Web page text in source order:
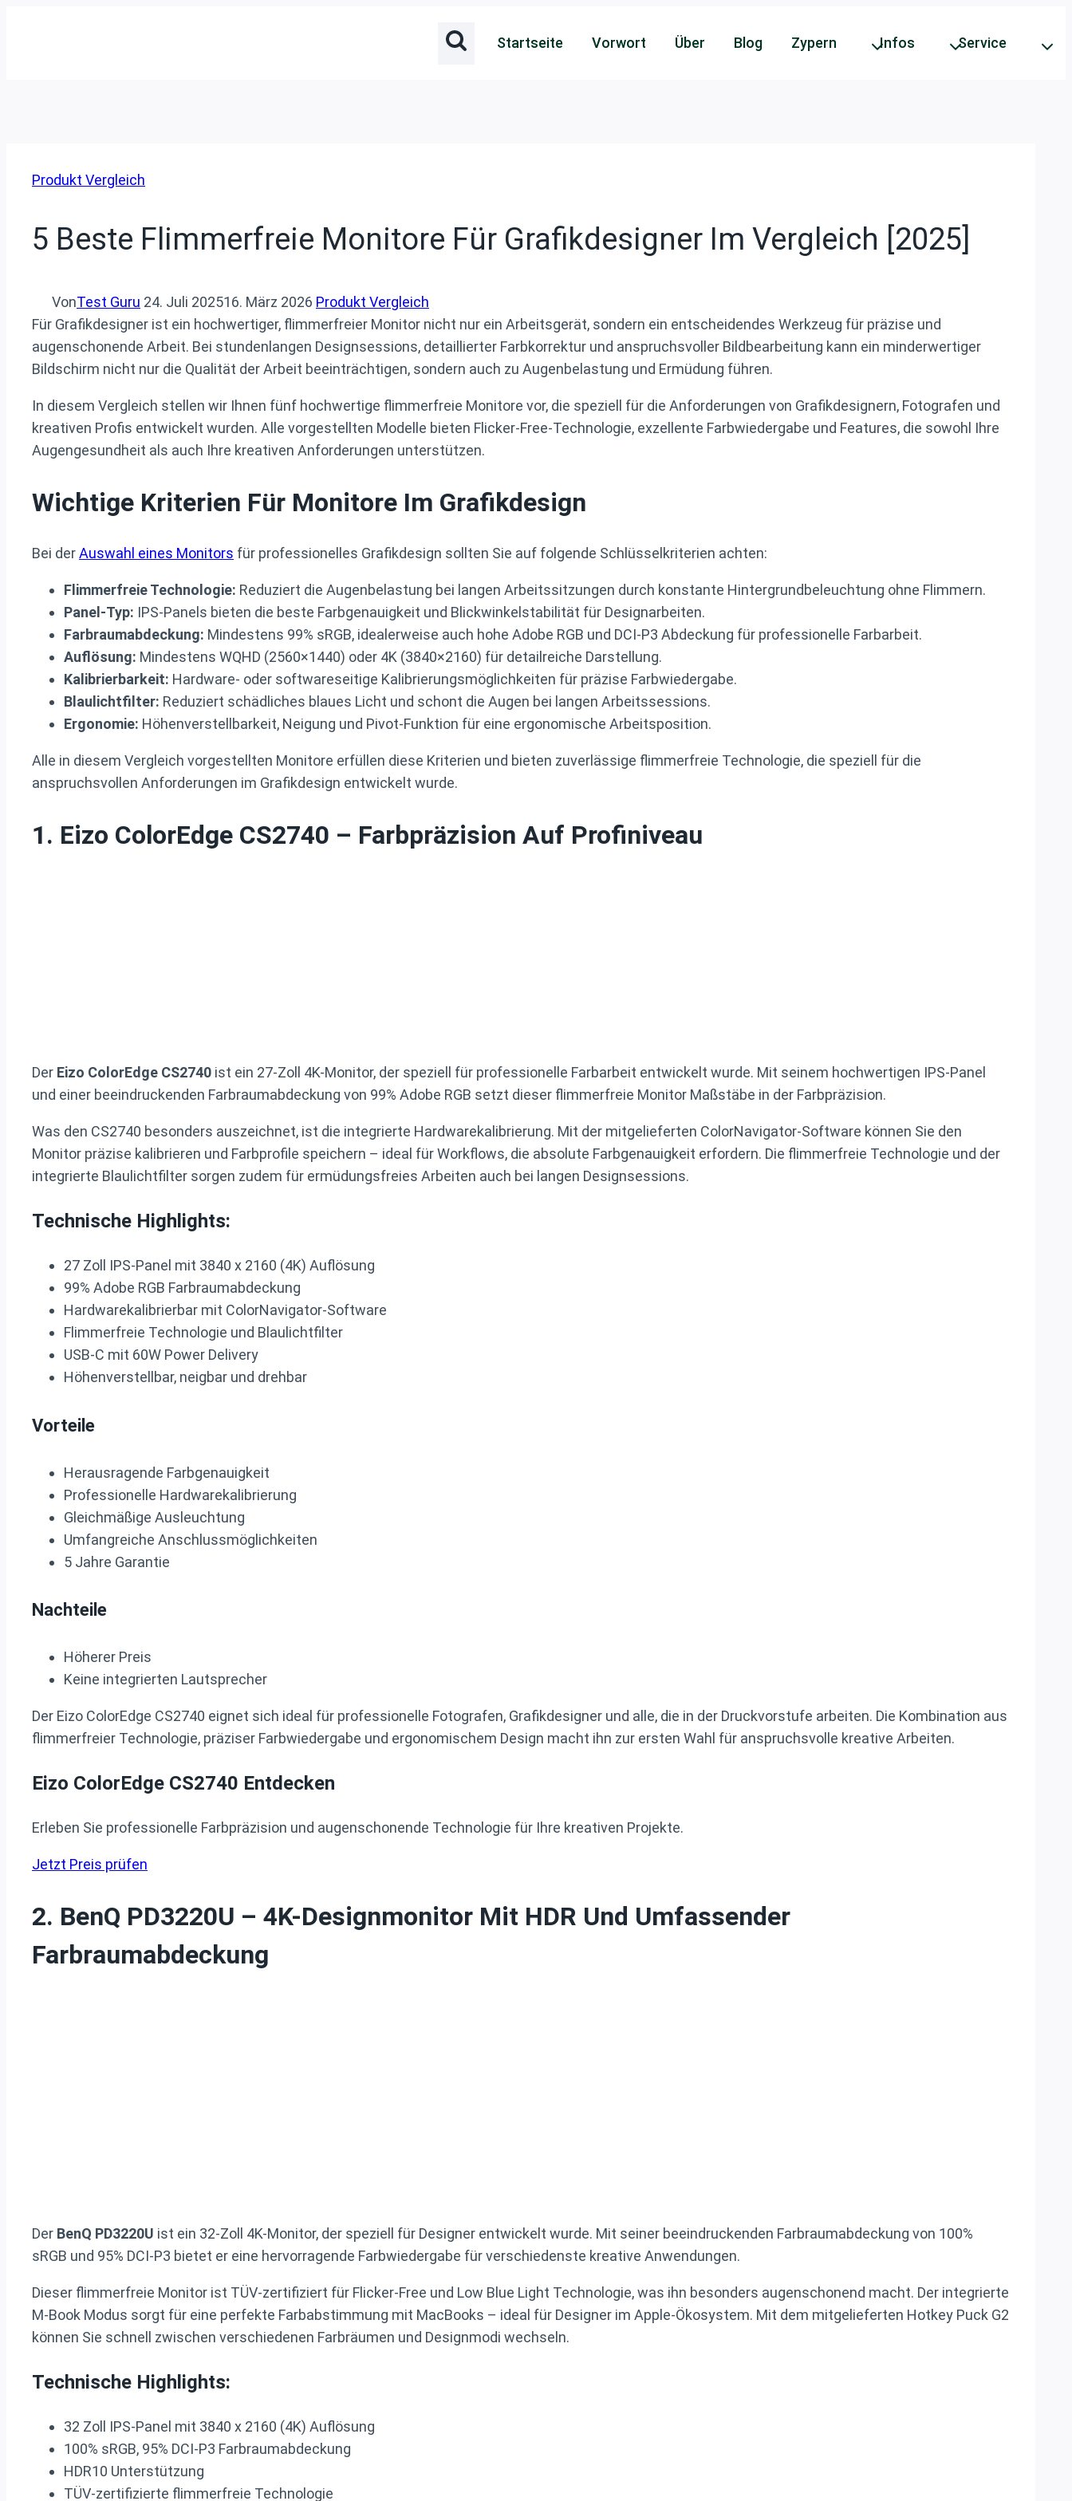
Startseite Vorwort Über Blog Zypern Infos Service
Produkt Vergleich
5 Beste Flimmerfreie Monitore Für Grafikdesigner Im Vergleich [2025]
VonTest Guru 24. Juli 202516. März 2026 Produkt Vergleich
Für Grafikdesigner ist ein hochwertiger, flimmerfreier Monitor nicht nur ein Arbeitsgerät, sondern ein entscheidendes Werkzeug für präzise und
augenschonende Arbeit. Bei stundenlangen Designsessions, detaillierter Farbkorrektur und anspruchsvoller Bildbearbeitung kann ein minderwertiger
Bildschirm nicht nur die Qualität der Arbeit beeinträchtigen, sondern auch zu Augenbelastung und Ermüdung führen.
In diesem Vergleich stellen wir Ihnen fünf hochwertige flimmerfreie Monitore vor, die speziell für die Anforderungen von Grafikdesignern, Fotografen und
kreativen Profis entwickelt wurden. Alle vorgestellten Modelle bieten Flicker-Free-Technologie, exzellente Farbwiedergabe und Features, die sowohl Ihre
Augengesundheit als auch Ihre kreativen Anforderungen unterstützen.
Wichtige Kriterien Für Monitore Im Grafikdesign
Bei derAuswahl eines Monitors für professionelles Grafikdesign sollten Sie auf folgende Schlüsselkriterien achten:
Flimmerfreie Technologie: Reduziert die Augenbelastung bei langen Arbeitssitzungen durch konstante Hintergrundbeleuchtung ohne Flimmern.
Panel-Typ: IPS-Panels bieten die beste Farbgenauigkeit und Blickwinkelstabilität für Designarbeiten.
Farbraumabdeckung: Mindestens 99% sRGB, idealerweise auch hohe Adobe RGB und DCI-P3 Abdeckung für professionelle Farbarbeit.
Auflösung: Mindestens WQHD (2560×1440) oder 4K (3840×2160) für detailreiche Darstellung.
Kalibrierbarkeit: Hardware- oder softwareseitige Kalibrierungsmöglichkeiten für präzise Farbwiedergabe.
Blaulichtfilter: Reduziert schädliches blaues Licht und schont die Augen bei langen Arbeitssessions.
Ergonomie: Höhenverstellbarkeit, Neigung und Pivot-Funktion für eine ergonomische Arbeitsposition.
Alle in diesem Vergleich vorgestellten Monitore erfüllen diese Kriterien und bieten zuverlässige flimmerfreie Technologie, die speziell für die
anspruchsvollen Anforderungen im Grafikdesign entwickelt wurde.
1. Eizo ColorEdge CS2740 – Farbpräzision Auf Profiniveau
Der Eizo ColorEdge CS2740 ist ein 27-Zoll 4K-Monitor, der speziell für professionelle Farbarbeit entwickelt wurde. Mit seinem hochwertigen IPS-Panel
und einer beeindruckenden Farbraumabdeckung von 99% Adobe RGB setzt dieser flimmerfreie Monitor Maßstäbe in der Farbpräzision.
Was den CS2740 besonders auszeichnet, ist die integrierte Hardwarekalibrierung. Mit der mitgelieferten ColorNavigator-Software können Sie den
Monitor präzise kalibrieren und Farbprofile speichern – ideal für Workflows, die absolute Farbgenauigkeit erfordern. Die flimmerfreie Technologie und der
integrierte Blaulichtfilter sorgen zudem für ermüdungsfreies Arbeiten auch bei langen Designsessions.
Technische Highlights:
27 Zoll IPS-Panel mit 3840 x 2160 (4K) Auflösung
99% Adobe RGB Farbraumabdeckung
Hardwarekalibrierbar mit ColorNavigator-Software
Flimmerfreie Technologie und Blaulichtfilter
USB-C mit 60W Power Delivery
Höhenverstellbar, neigbar und drehbar
Vorteile
Herausragende Farbgenauigkeit
Professionelle Hardwarekalibrierung
Gleichmäßige Ausleuchtung
Umfangreiche Anschlussmöglichkeiten
5 Jahre Garantie
Nachteile
Höherer Preis
Keine integrierten Lautsprecher
Der Eizo ColorEdge CS2740 eignet sich ideal für professionelle Fotografen, Grafikdesigner und alle, die in der Druckvorstufe arbeiten. Die Kombination aus
flimmerfreier Technologie, präziser Farbwiedergabe und ergonomischem Design macht ihn zur ersten Wahl für anspruchsvolle kreative Arbeiten.
Eizo ColorEdge CS2740 Entdecken
Erleben Sie professionelle Farbpräzision und augenschonende Technologie für Ihre kreativen Projekte.
Jetzt Preis prüfen
2. BenQ PD3220U – 4K-Designmonitor Mit HDR Und Umfassender
Farbraumabdeckung
Der BenQ PD3220U ist ein 32-Zoll 4K-Monitor, der speziell für Designer entwickelt wurde. Mit seiner beeindruckenden Farbraumabdeckung von 100%
sRGB und 95% DCI-P3 bietet er eine hervorragende Farbwiedergabe für verschiedenste kreative Anwendungen.
Dieser flimmerfreie Monitor ist TÜV-zertifiziert für Flicker-Free und Low Blue Light Technologie, was ihn besonders augenschonend macht. Der integrierte
M-Book Modus sorgt für eine perfekte Farbabstimmung mit MacBooks – ideal für Designer im Apple-Ökosystem. Mit dem mitgelieferten Hotkey Puck G2
können Sie schnell zwischen verschiedenen Farbräumen und Designmodi wechseln.
Technische Highlights:
32 Zoll IPS-Panel mit 3840 x 2160 (4K) Auflösung
100% sRGB, 95% DCI-P3 Farbraumabdeckung
HDR10 Unterstützung
TÜV-zertifizierte flimmerfreie Technologie